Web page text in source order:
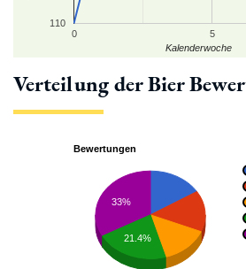
0 5
110
Kalenderwoche
Verteilung der Bier
Bewertungen
33%
21.4%